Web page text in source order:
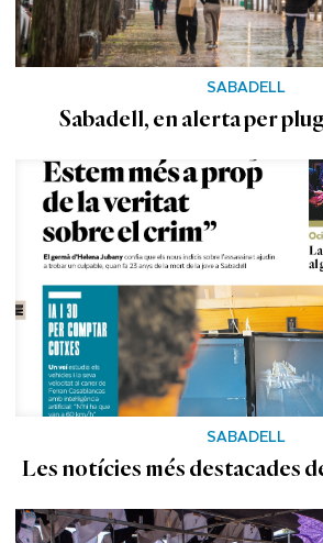
SABADELL
Sabadell, en alerta per
SABADELL
Les notícies més destacades